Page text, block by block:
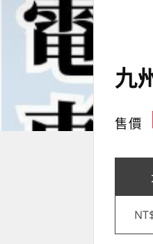
九
售價